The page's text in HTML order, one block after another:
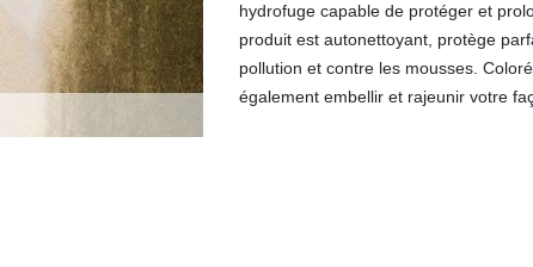
hydrofuge capable de protéger et
produit est autonettoyant, protège
pollution et contre les mousses.
également embellir et rajeunir votre